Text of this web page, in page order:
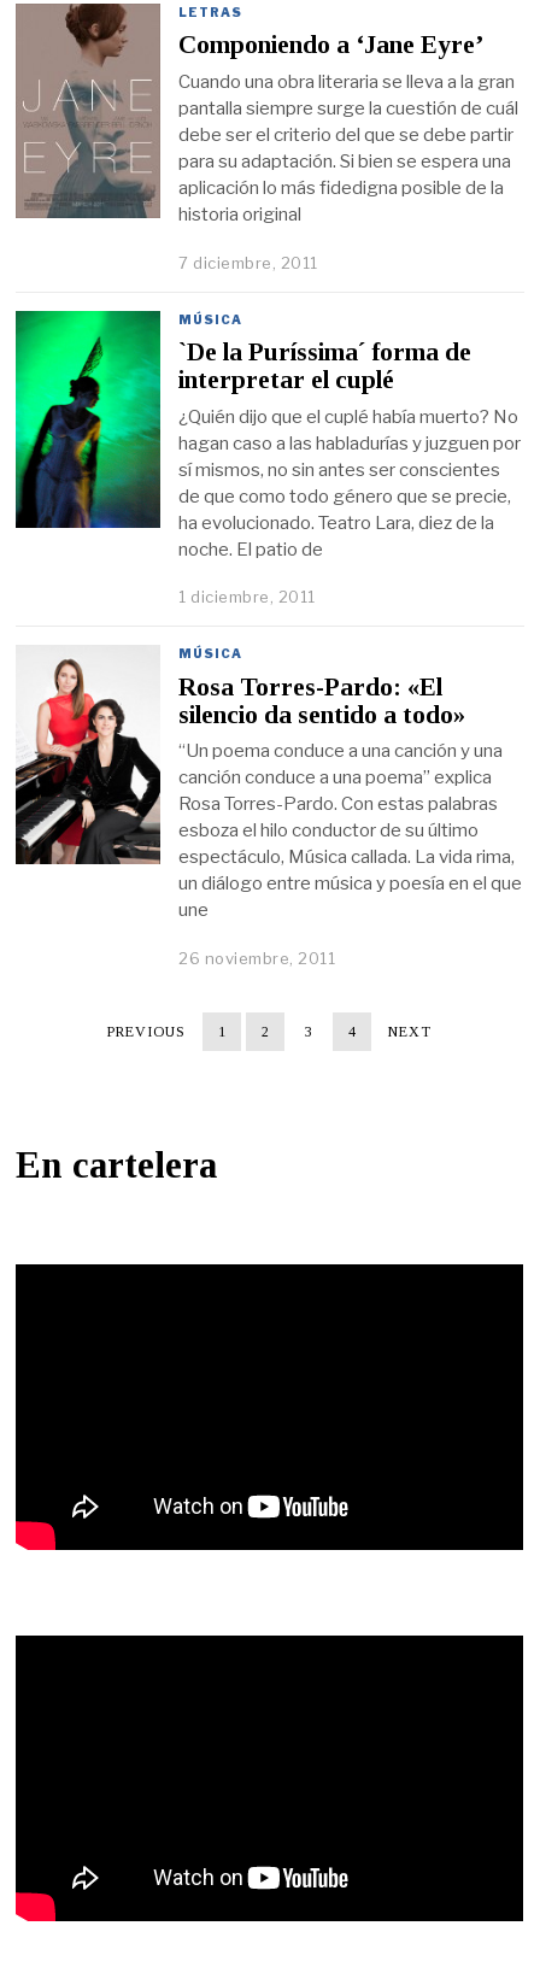
LETRAS
Componiendo a ‘Jane Eyre’
Cuando una obra literaria se lleva a la gran
pantalla siempre surge la cuestión de cuál
debe ser el criterio del que se debe partir
para su adaptación. Si bien se espera una
aplicación lo más fidedigna posible de la
historia original
7 diciembre, 2011
MÚSICA
`De la Puríssima´ forma de
interpretar el cuplé
¿Quién dijo que el cuplé había muerto? No
hagan caso a las habladurías y juzguen por
sí mismos, no sin antes ser conscientes
de que como todo género que se precie,
ha evolucionado. Teatro Lara, diez de la
noche. El patio de
1 diciembre, 2011
MÚSICA
Rosa Torres-Pardo: «El
silencio da sentido a todo»
“Un poema conduce a una canción y una
canción conduce a una poema” explica
Rosa Torres-Pardo. Con estas palabras
esboza el hilo conductor de su último
espectáculo, Música callada. La vida rima,
un diálogo entre música y poesía en el que
une
26 noviembre, 2011
PREVIOUS 1 2 3 4 NEXT
En cartelera